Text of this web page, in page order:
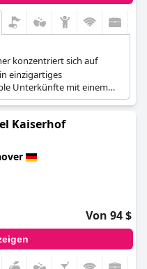
konzentriert sich auf
einzigartiges
Unterkünfte mit einem
betont. Der Fokus des
einer großartigen Wahl für
Kaiserhof
Von 94 $